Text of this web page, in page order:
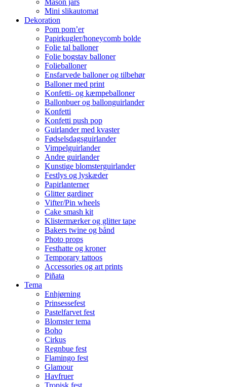
Mason jars
Mini slikautomat
Dekoration
Pom pom’er
Papirkugler/honeycomb bolde
Folie tal balloner
Folie bogstav balloner
Folieballoner
Ensfarvede balloner og tilbehør
Balloner med print
Konfetti- og kæmpeballoner
Ballonbuer og ballonguirlander
Konfetti
Konfetti push pop
Guirlander med kvaster
Fødselsdagsguirlander
Vimpelguirlander
Andre guirlander
Kunstige blomsterguirlander
Festlys og lyskæder
Papirlanterner
Glitter gardiner
Vifter/Pin wheels
Cake smash kit
Klistermærker og glitter tape
Bakers twine og bånd
Photo props
Festhatte og kroner
Temporary tattoos
Accessories og art prints
Piñata
Tema
Enhjørning
Prinsessefest
Pastelfarvet fest
Blomster tema
Boho
Cirkus
Regnbue fest
Flamingo fest
Glamour
Havfruer